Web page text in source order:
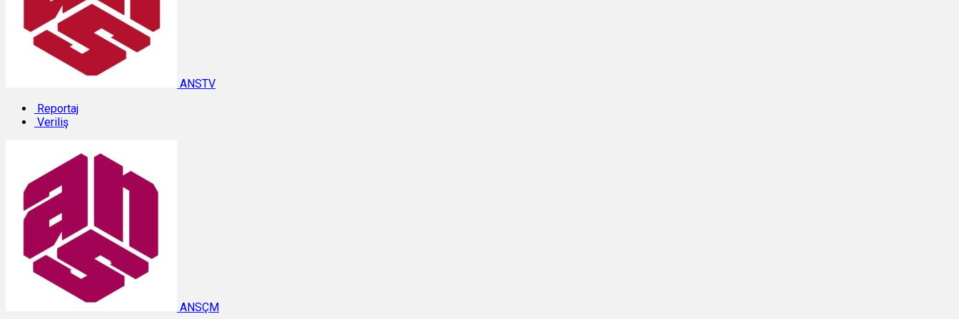
ANSTV
Reportaj
Veriliş
ANSÇM